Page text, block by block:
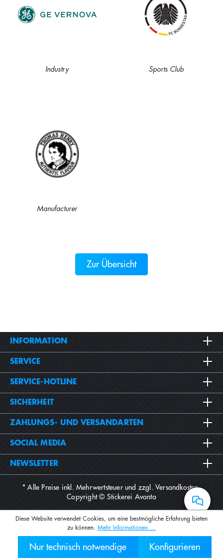
030 2000
Industry Sports Club
Manufacturer
Zur Übersicht
INFORMATION
SERVICE
SERVICE-HOTLINE
SICHERHEIT
ZAHLUNGS- UND VERSANDARTEN
SOCIAL MEDIA
NEWSLETTER
* Alle Preise inkl. Mehrwertsteuer und zzgl.Versandkosten.
Copyright © Stickerei Avanta
Diese Website verwendet Cookies, um eine bestmögliche Erfahrung bieten
zu können. Mehr Informationen ...
Nur technisch notwendige Konfigurieren